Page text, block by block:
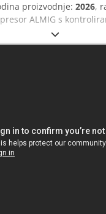
proizvodnje: 2026,
ALMIG s
zrakom) bez ulja,
-GLW load-idle
radni pritisci
isporuke od 10
brzini, mjereno
0,90 / 1,82 m³/min
1,3/min Nazivna snaga
zaštite / klasa